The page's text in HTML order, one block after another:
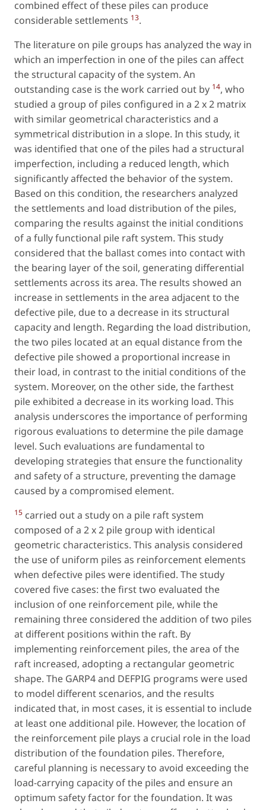
combined effect of these piles can produce
considerable settlements 13.
The literature on pile groups has analyzed the way in
which an imperfection in one of the piles can affect
the structural capacity of the system. An
outstanding case is the work carried out by 14, who
studied a group of piles configured in a 2 x 2 matrix
with similar geometrical characteristics and a
symmetrical distribution in a slope. In this study, it
was identified that one of the piles had a structural
imperfection, including a reduced length, which
significantly affected the behavior of the system.
Based on this condition, the researchers analyzed
the settlements and load distribution of the piles,
comparing the results against the initial conditions
of a fully functional pile raft system. This study
considered that the ballast comes into contact with
the bearing layer of the soil, generating differential
settlements across its area. The results showed an
increase in settlements in the area adjacent to the
defective pile, due to a decrease in its structural
capacity and length. Regarding the load distribution,
the two piles located at an equal distance from the
defective pile showed a proportional increase in
their load, in contrast to the initial conditions of the
system. Moreover, on the other side, the farthest
pile exhibited a decrease in its working load. This
analysis underscores the importance of performing
rigorous evaluations to determine the pile damage
level. Such evaluations are fundamental to
developing strategies that ensure the functionality
and safety of a structure, preventing the damage
caused by a compromised element.
15 carried out a study on a pile raft system
composed of a 2 x 2 pile group with identical
geometric characteristics. This analysis considered
the use of uniform piles as reinforcement elements
when defective piles were identified. The study
covered five cases: the first two evaluated the
inclusion of one reinforcement pile, while the
remaining three considered the addition of two piles
at different positions within the raft. By
implementing reinforcement piles, the area of the
raft increased, adopting a rectangular geometric
shape. The GARP4 and DEFPIG programs were used
to model different scenarios, and the results
indicated that, in most cases, it is essential to include
at least one additional pile. However, the location of
the reinforcement pile plays a crucial role in the load
distribution of the foundation piles. Therefore,
careful planning is necessary to avoid exceeding the
load-carrying capacity of the piles and ensure an
optimum safety factor for the foundation. It was